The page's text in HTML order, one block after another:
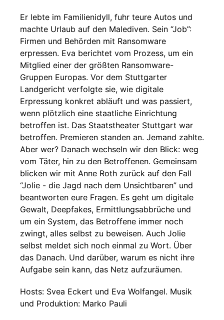
Er lebte im Familienidyll, fuhr teure Autos und
machte Urlaub auf den Malediven. Sein “Job”:
Firmen und Behörden mit Ransomware
erpressen. Eva berichtet vom Prozess, um ein
Mitglied einer der größten Ransomware-
Gruppen Europas. Vor dem Stuttgarter
Landgericht verfolgte sie, wie digitale
Erpressung konkret abläuft und was passiert,
wenn plötzlich eine staatliche Einrichtung
betroffen ist. Das Staatstheater Stuttgart war
betroffen. Premieren standen an. Jemand zahlte.
Aber wer? Danach wechseln wir den Blick: weg
vom Täter, hin zu den Betroffenen. Gemeinsam
blicken wir mit Anne Roth zurück auf den Fall
“Jolie - die Jagd nach dem Unsichtbaren” und
beantworten eure Fragen. Es geht um digitale
Gewalt, Deepfakes, Ermittlungsabbrüche und
um ein System, das Betroffene immer noch
zwingt, alles selbst zu beweisen. Auch Jolie
selbst meldet sich noch einmal zu Wort. Über
das Danach. Und darüber, warum es nicht ihre
Aufgabe sein kann, das Netz aufzuräumen.
Hosts: Svea Eckert und Eva Wolfangel. Musik
und Produktion: Marko Pauli